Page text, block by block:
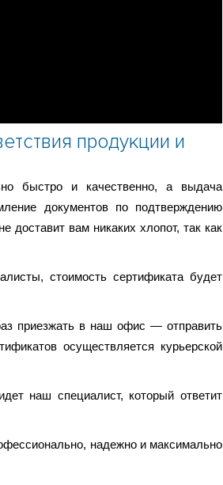
продукции и
быстро и качественно, а выдача
документов по подтверждению
доставит вам никаких хлопот, так как
стоимость сертификата будет
приезжать в наш офис — отправить
осуществляется курьерской
наш специалист, который ответит
надежно и максимально